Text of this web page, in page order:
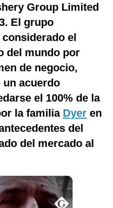
Group Limited
El grupo
el
del mundo por
de negocio,
acuerdo
el 100% de la
la familia Dyer en
del
del mercado al